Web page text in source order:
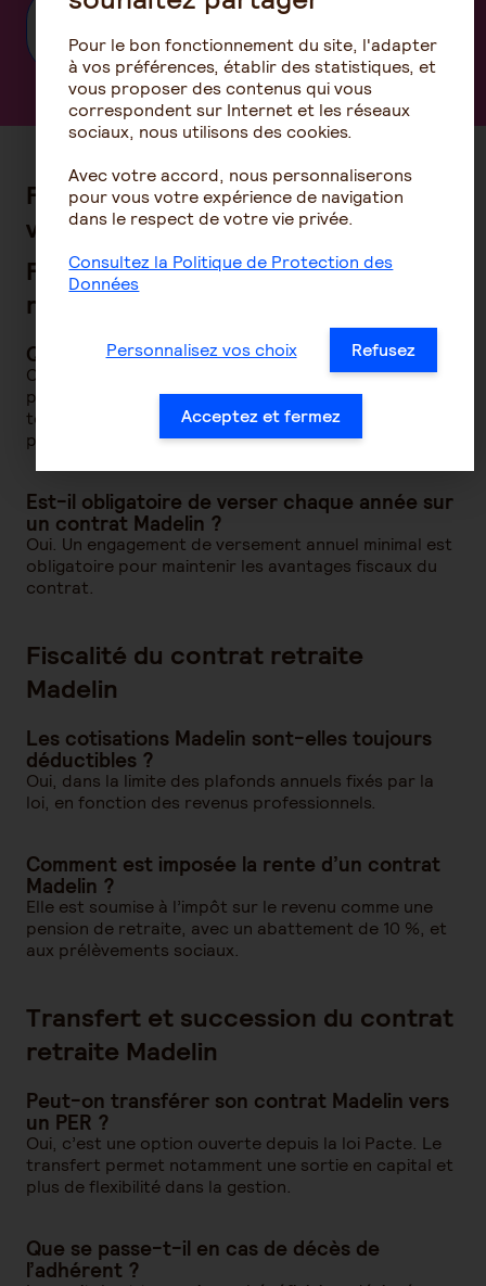
Choisissez le PER individuel, une alternative
au contrat retraite Madelin
FAQ – Le contrat retraite Madelin :
vos questions les plus fréquentes
Fonctionnement du contrat
retraite Madelin
Qu’est-ce qu’un contrat retraite Madelin ?
C’est un contrat d’épargne retraite destiné aux TNS,
permettant de constituer une rente pour la retraite
tout en déduisant les cotisations du revenu
professionnel.
Est-il obligatoire de verser chaque année sur
un contrat Madelin ?
Oui. Un engagement de versement annuel minimal est
obligatoire pour maintenir les avantages fiscaux du
contrat.
Fiscalité du contrat retraite
Madelin
Les cotisations Madelin sont-elles toujours
déductibles ?
Oui, dans la limite des plafonds annuels fixés par la
loi, en fonction des revenus professionnels.
Comment est imposée la rente d’un contrat
Madelin ?
Elle est soumise à l’impôt sur le revenu comme une
pension de retraite, avec un abattement de 10 %, et
aux prélèvements sociaux.
Transfert et succession du contrat
retraite Madelin
Peut-on transférer son contrat Madelin vers
un PER ?
Oui, c’est une option ouverte depuis la loi Pacte. Le
transfert permet notamment une sortie en capital et
plus de flexibilité dans la gestion.
Que se passe-t-il en cas de décès de
l’adhérent ?
Pour le bon fonctionnement du site, l'adapter
à vos préférences, établir des statistiques, et
vous proposer des contenus qui vous
correspondent sur Internet et les réseaux
sociaux, nous utilisons des cookies.
Avec votre accord, nous personnaliserons
pour vous votre expérience de navigation
dans le respect de votre vie privée.
Consultez la Politique de Protection des
Données
Personnalisez vos choix Refusez
Acceptez et fermez